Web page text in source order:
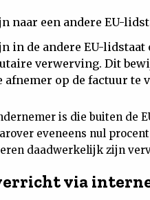
naar een andere EU-
in de andere EU-
verwerving. Dit
afnemer op de factuur te
is die buiten de
eveneens nul
daadwerkelijk zijn
via